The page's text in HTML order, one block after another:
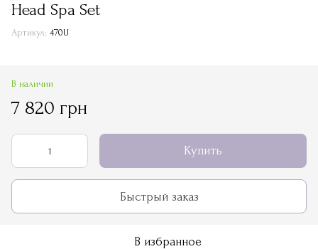
Head Spa Set
Артикул: 470U
В наличии
7 820 грн
Купить
Быстрый заказ
В избранное